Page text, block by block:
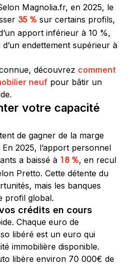
Magnolia.fr, en 2025, le
35 % sur certains profils,
apport inférieur à 10 %,
endettement supérieur à
découvrez comment
neuf pour bâtir un
votre capacité
de gagner de la marge
2025, l’apport personnel
a baissé à
18 %, en recul
Pretto. Cette détente du
mais les banques
profil global.
crédits en cours
Chaque euro de
libéré est un euro qui
immobilière disponible.
libère environ 70 000€ de